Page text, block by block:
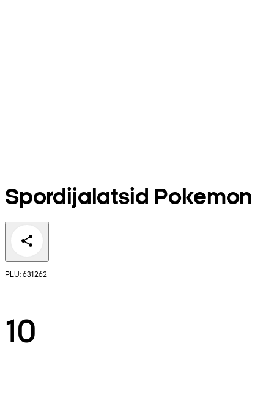
Spordijalatsid Pokemon
PLU: 631262
10